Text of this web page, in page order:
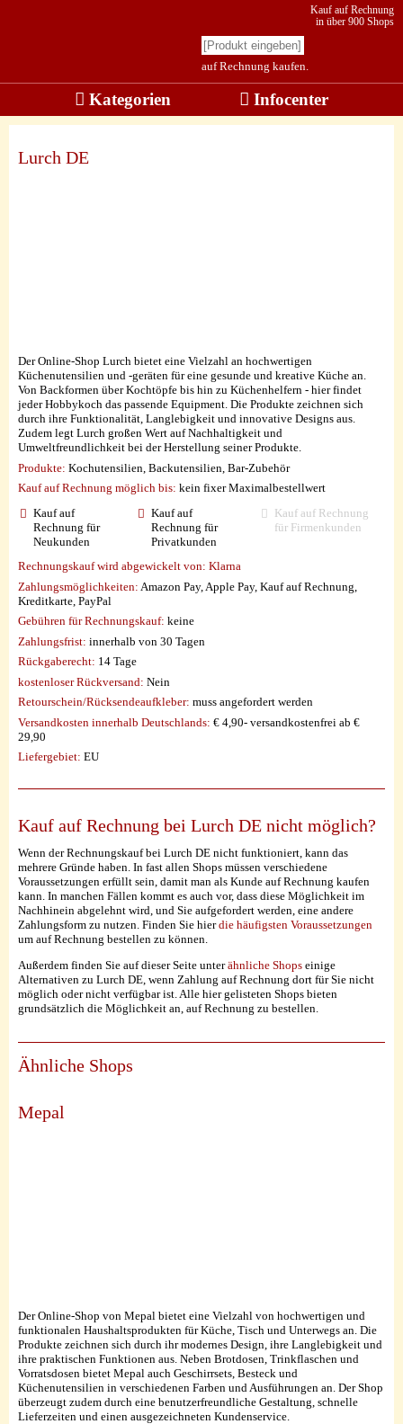
auf Rechnung kaufen.
Kauf auf Rechnung
in über 900 Shops
Kategorien Infocenter
Lurch DE
Der Online-Shop Lurch bietet eine Vielzahl an hochwertigen
Küchenutensilien und -geräten für eine gesunde und kreative Küche an.
Von Backformen über Kochtöpfe bis hin zu Küchenhelfern - hier findet
jeder Hobbykoch das passende Equipment. Die Produkte zeichnen sich
durch ihre Funktionalität, Langlebigkeit und innovative Designs aus.
Zudem legt Lurch großen Wert auf Nachhaltigkeit und
Umweltfreundlichkeit bei der Herstellung seiner Produkte.
Produkte: Kochutensilien, Backutensilien, Bar-Zubehör
Kauf auf Rechnung möglich bis: kein fixer Maximalbestellwert
Kauf auf
Rechnung für
Neukunden
Kauf auf
Rechnung für
Privatkunden
Kauf auf Rechnung
für Firmenkunden
Rechnungskauf wird abgewickelt von: Klarna
Zahlungsmöglichkeiten: Amazon Pay, Apple Pay, Kauf auf Rechnung,
Kreditkarte, PayPal
Gebühren für Rechnungskauf: keine
Zahlungsfrist: innerhalb von 30 Tagen
Rückgaberecht: 14 Tage
kostenloser Rückversand: Nein
Retourschein/Rücksendeaufkleber: muss angefordert werden
Versandkosten innerhalb Deutschlands: € 4,90- versandkostenfrei ab €
29,90
Liefergebiet: EU
Kauf auf Rechnung bei Lurch DE nicht möglich?
Wenn der Rechnungskauf bei Lurch DE nicht funktioniert, kann das
mehrere Gründe haben. In fast allen Shops müssen verschiedene
Voraussetzungen erfüllt sein, damit man als Kunde auf Rechnung kaufen
kann. In manchen Fällen kommt es auch vor, dass diese Möglichkeit im
Nachhinein abgelehnt wird, und Sie aufgefordert werden, eine andere
Zahlungsform zu nutzen. Finden Sie hierdie häufigsten Voraussetzungen
um auf Rechnung bestellen zu können.
Außerdem finden Sie auf dieser Seite unterähnliche Shops einige
Alternativen zu Lurch DE, wenn Zahlung auf Rechnung dort für Sie nicht
möglich oder nicht verfügbar ist. Alle hier gelisteten Shops bieten
grundsätzlich die Möglichkeit an, auf Rechnung zu bestellen.
Ähnliche Shops
Mepal
Der Online-Shop von Mepal bietet eine Vielzahl von hochwertigen und
funktionalen Haushaltsprodukten für Küche, Tisch und Unterwegs an. Die
Produkte zeichnen sich durch ihr modernes Design, ihre Langlebigkeit und
ihre praktischen Funktionen aus. Neben Brotdosen, Trinkflaschen und
Vorratsdosen bietet Mepal auch Geschirrsets, Besteck und
Küchenutensilien in verschiedenen Farben und Ausführungen an. Der Shop
überzeugt zudem durch eine benutzerfreundliche Gestaltung, schnelle
Lieferzeiten und einen ausgezeichneten Kundenservice.